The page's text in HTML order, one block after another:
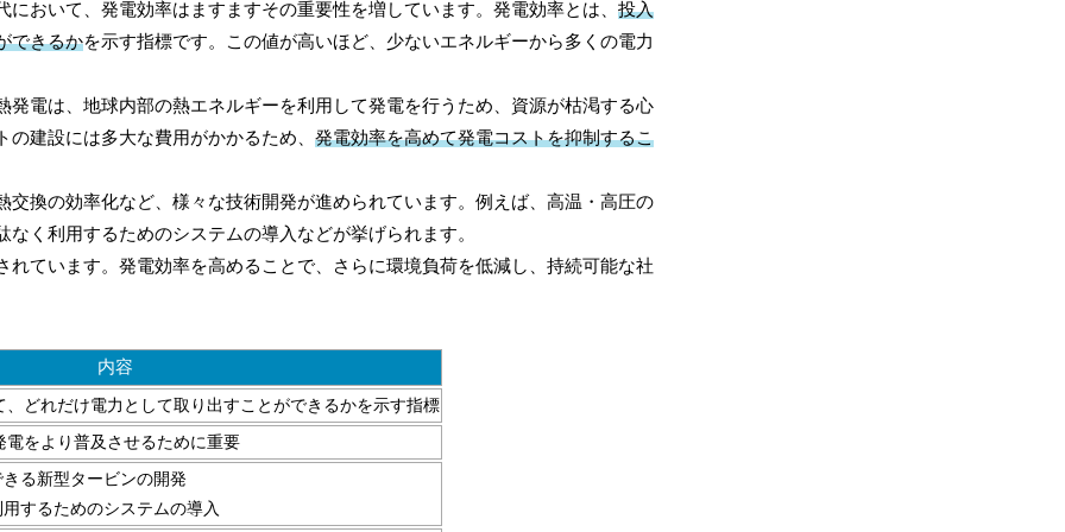
おいて、発電効率はますますその重要性を増しています。発電効率とは、 投入
できるかを示す指標です。この値が高いほど、少ないエネルギーから多くの電力
電は、地球内部の熱エネルギーを利用して発電を行うため、資源が枯渇する心
建設には多大な費用がかかるため、 発電効率を高めて発電コストを抑制するこ
換の効率化など、様々な技術開発が進められています。例えば、高温・高圧の
く利用するためのシステムの導入などが挙げられます。
れています。発電効率を高めることで、さらに環境負荷を低減し、持続可能な社
内容
どれだけ電力として取り出すことができるかを示す指標
をより普及させるために重要
る新型タービンの開発
するためのシステムの導入